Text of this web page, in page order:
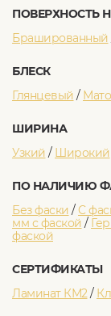
ПОВЕРХНОСТЬ
Брашированный
БЛЕСК
Глянцевый /
ШИРИНА
Узкий / Широкий
ПО НАЛИЧИЮ
Без фаски /C
мм с фаской /
фаской
СЕРТИФИКАТЫ
Ламинат КМ2/